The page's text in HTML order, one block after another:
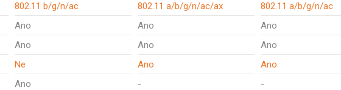
802.11 b/g/n/ac 802.11 a/b/g/n/ac/ax
802.11 a/b/g/n/ac
Ano Ano
Ano
Ano Ano
Ano
Ne Ano
Ano
Ano -
-